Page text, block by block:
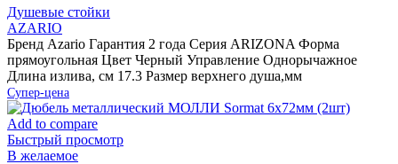
Душевые стойки
AZARIO
Бренд Azario Гарантия 2 года Серия ARIZONA Форма
прямоугольная Цвет Черный Управление Однорычажное
Длина излива, см 17.3 Размер верхнего душа,мм
Супер-цена
Add to compare
Быстрый просмотр
В желаемое